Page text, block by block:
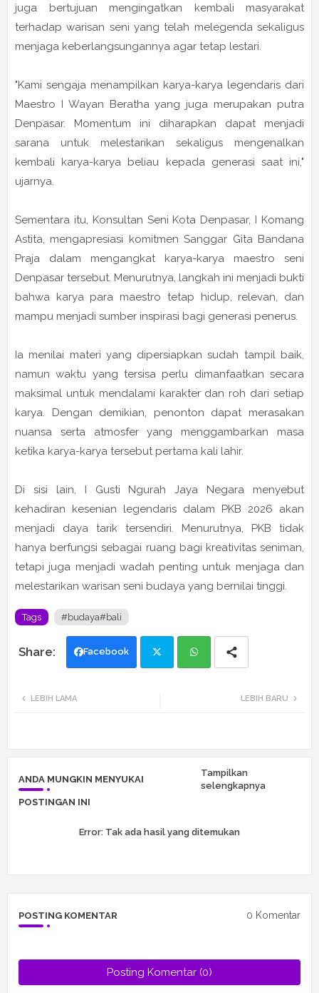
juga bertujuan mengingatkan kembali masyarakat
terhadap warisan seni yang telah melegenda sekaligus
menjaga keberlangsungannya agar tetap lestari.
"Kami sengaja menampilkan karya-karya legendaris dari
Maestro I Wayan Beratha yang juga merupakan putra
Denpasar. Momentum ini diharapkan dapat menjadi
sarana untuk melestarikan sekaligus mengenalkan
kembali karya-karya beliau kepada generasi saat ini,"
ujarnya.
Sementara itu, Konsultan Seni Kota Denpasar, I Komang
Astita, mengapresiasi komitmen Sanggar Gita Bandana
Praja dalam mengangkat karya-karya maestro seni
Denpasar tersebut. Menurutnya, langkah ini menjadi bukti
bahwa karya para maestro tetap hidup, relevan, dan
mampu menjadi sumber inspirasi bagi generasi penerus.
Ia menilai materi yang dipersiapkan sudah tampil baik,
namun waktu yang tersisa perlu dimanfaatkan secara
maksimal untuk mendalami karakter dan roh dari setiap
karya. Dengan demikian, penonton dapat merasakan
nuansa serta atmosfer yang menggambarkan masa
ketika karya-karya tersebut pertama kali lahir.
Di sisi lain, I Gusti Ngurah Jaya Negara menyebut
kehadiran kesenian legendaris dalam PKB 2026 akan
menjadi daya tarik tersendiri. Menurutnya, PKB tidak
hanya berfungsi sebagai ruang bagi kreativitas seniman,
tetapi juga menjadi wadah penting untuk menjaga dan
melestarikan warisan seni budaya yang bernilai tinggi.
Tags #budaya#bali
Facebook
LEBIH BARU
LEBIH LAMA
ANDA MUNGKIN MENYUKAI
POSTINGAN INI
Tampilkan
selengkapnya
Error: Tak ada hasil yang ditemukan
POSTING KOMENTAR 0 Komentar
Posting Komentar (0)